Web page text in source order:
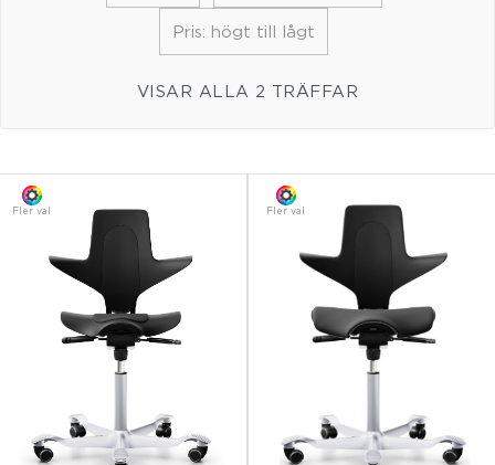
Pris: högt till lågt
VISAR ALLA 2 TRÄFFAR
Fler val Fler val